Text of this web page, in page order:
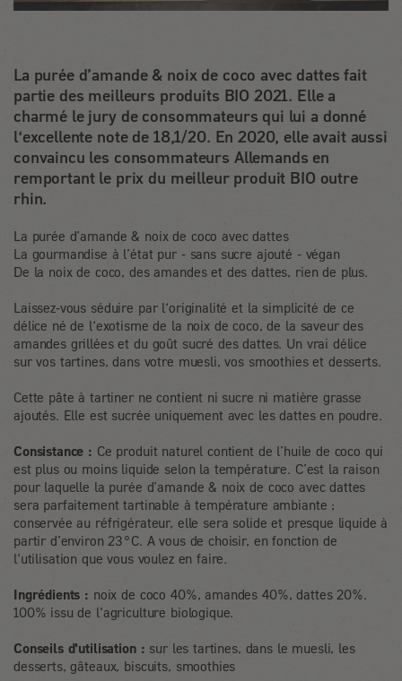
La purée d’amande & noix de coco avec dattes fait
partie des meilleurs produits BIO 2021. Elle a
charmé le jury de consommateurs qui lui a donné
l‘excellente note de 18,1/20. En 2020, elle avait aussi
convaincu les consommateurs Allemands en
remportant le prix du meilleur produit BIO outre
rhin.
La purée d’amande & noix de coco avec dattes
La gourmandise à l’état pur - sans sucre ajouté - végan
De la noix de coco, des amandes et des dattes, rien de plus.
Laissez-vous séduire par l‘originalité et la simplicité de ce
délice né de l‘exotisme de la noix de coco, de la saveur des
amandes grillées et du goût sucré des dattes. Un vrai délice
sur vos tartines, dans votre muesli, vos smoothies et desserts.
Cette pâte à tartiner ne contient ni sucre ni matière grasse
ajoutés. Elle est sucrée uniquement avec les dattes en poudre.
Consistance : Ce produit naturel contient de l’huile de coco qui
est plus ou moins liquide selon la température. C’est la raison
pour laquelle la purée d’amande & noix de coco avec dattes
sera parfaitement tartinable à température ambiante ;
conservée au réfrigérateur, elle sera solide et presque liquide à
partir d’environ 23°C. A vous de choisir, en fonction de
l'utilisation que vous voulez en faire.
Ingrédients : noix de coco 40%, amandes 40%, dattes 20%.
100% issu de l'agriculture biologique.
Conseils d'utilisation : sur les tartines, dans le muesli, les
desserts, gâteaux, biscuits, smoothies